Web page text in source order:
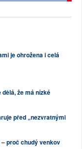
je ohrožena i celá
že má nízké
před „nezvratnými
proč chudý venkov